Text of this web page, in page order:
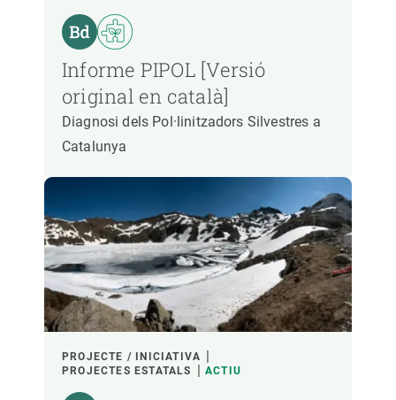
Informe PIPOL [Versió
original en català]
Diagnosi dels Pol·linitzadors Silvestres a
Catalunya
PROJECTE / INICIATIVA
PROJECTES ESTATALS
ACTIU